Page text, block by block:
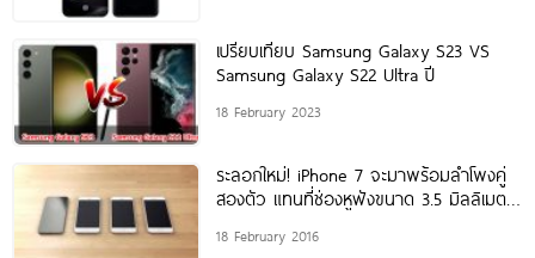
เปรียบเทียบ Samsung Galaxy S23 VS
Samsung Galaxy S22 Ultra ปี
18 February 2023
ระลอกใหม่! iPhone 7 จะมาพร้อมลำโพงคู่
สองตัว แทนที่ช่องหูฟังขนาด 3.5 มิลลิเมตร
18 February 2016